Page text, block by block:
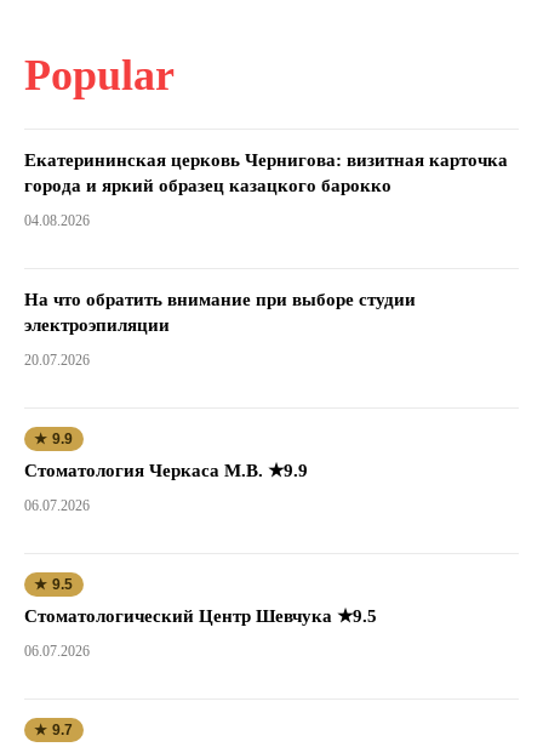
Popular
Екатерининская церковь Чернигова: визитная карточка
города и яркий образец казацкого барокко
04.08.2026
На что обратить внимание при выборе студии
электроэпиляции
20.07.2026
★ 9.9
Стоматология Черкаса М.В. ★9.9
06.07.2026
★ 9.5
Стоматологический Центр Шевчука ★9.5
06.07.2026
★ 9.7